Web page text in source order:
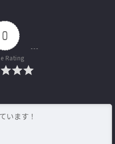
0
Rating